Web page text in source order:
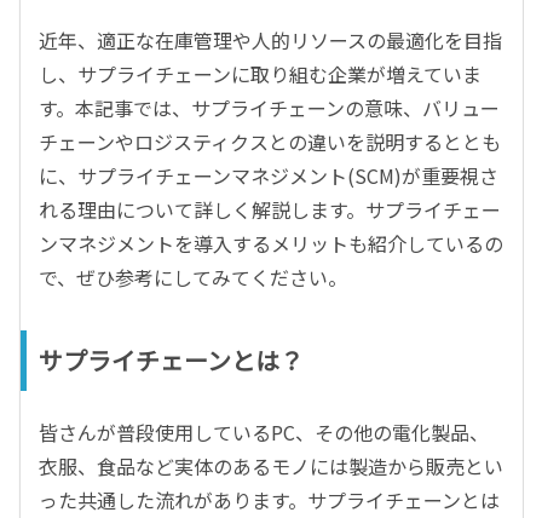
CRM／営業支援／Eコマース
DX（2025年の崖）／クラウドコンピューティング
データ分析／BI
ガバナンス／リスク管理
BPR／業務改善
近年、適正な在庫管理や人的リソースの最適化を目指
し、サプライチェーンに取り組む企業が増えていま
す。本記事では、サプライチェーンの意味、バリュー
チェーンやロジスティクスとの違いを説明するととも
に、サプライチェーンマネジメント(SCM)が重要視さ
れる理由について詳しく解説します。サプライチェー
ンマネジメントを導入するメリットも紹介しているの
で、ぜひ参考にしてみてください。
サプライチェーンとは？
皆さんが普段使用しているPC、その他の電化製品、
衣服、食品など実体のあるモノには製造から販売とい
った共通した流れがあります。サプライチェーンとは